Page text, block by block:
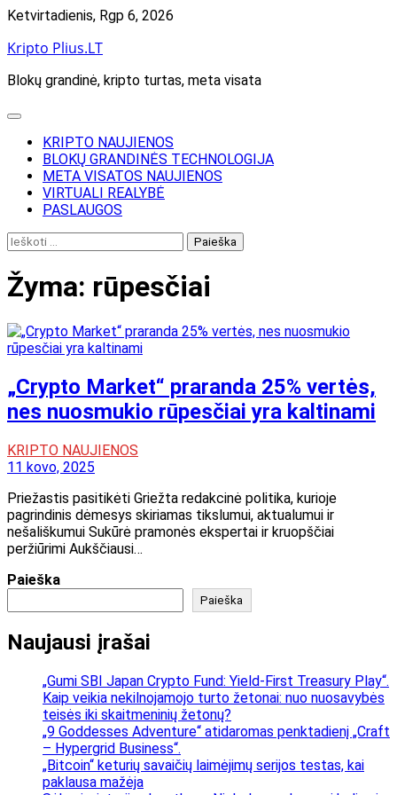
Skip
content
Ketvirtadienis, Rgp 6, 2026
Kripto Plius.LT
Blokų grandinė, kripto turtas, meta visata
KRIPTO NAUJIENOS
BLOKŲ GRANDINĖS TECHNOLOGIJA
META VISATOS NAUJIENOS
VIRTUALI REALYBĖ
PASLAUGOS
Ieškoti:
Žyma: rūpesčiai
„Crypto Market“ praranda 25% vertės,
nes nuosmukio rūpesčiai yra kaltinami
KRIPTO NAUJIENOS
11 kovo, 2025
Priežastis pasitikėti Griežta redakcinė politika, kurioje
pagrindinis dėmesys skiriamas tikslumui, aktualumui ir
nešališkumui Sukūrė pramonės ekspertai ir kruopščiai
peržiūrimi Aukščiausi…
Paieška
Paieška
Naujausi įrašai
„Gumi SBI Japan Crypto Fund: Yield-First Treasury Play“.
Kaip veikia nekilnojamojo turto žetonai: nuo nuosavybės
teisės iki skaitmeninių žetonų?
„9 Goddesses Adventure“ atidaromas penktadienį „Craft
– Hypergrid Business“.
„Bitcoin“ keturių savaičių laimėjimų serijos testas, kai
paklausa mažėja